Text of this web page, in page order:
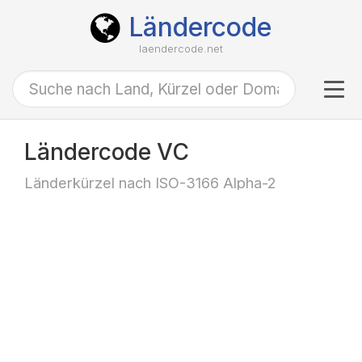
Ländercode
laendercode.net
Ländercode VC
Länderkürzel nach ISO-3166 Alpha-2